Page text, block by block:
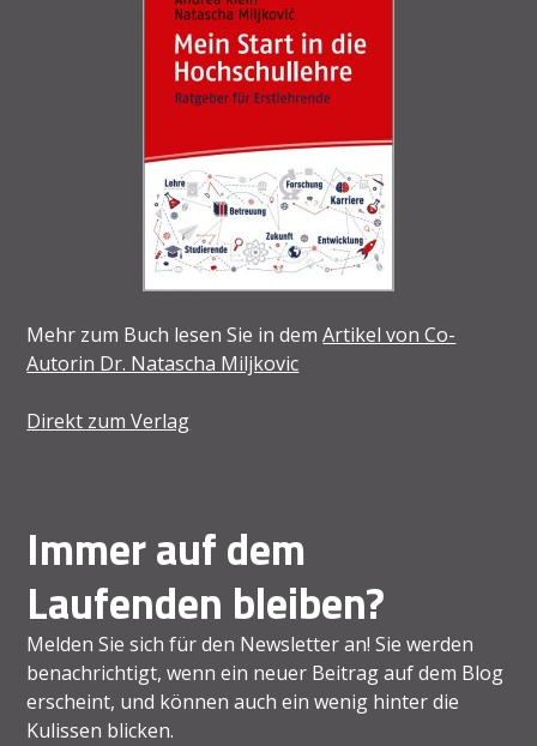
Mehr zum Buch lesen Sie in demArtikel von Co-
Autorin Dr. Natascha Miljkovic
Direkt zum Verlag
Immer auf dem
Laufenden bleiben?
Melden Sie sich für den Newsletter an! Sie werden
benachrichtigt, wenn ein neuer Beitrag auf dem Blog
erscheint, und können auch ein wenig hinter die
Kulissen blicken.